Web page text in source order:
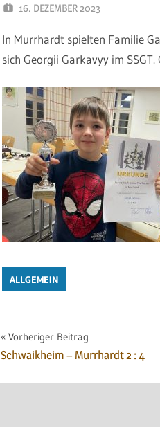
16. DEZEMBER 2023
In Murrhardt spielten Familie
sich Georgii Garkavyy im
ALLGEMEIN
Beitragsnavigation
Vorheriger Beitrag
Schwaikheim – Murrhardt 2 : 4